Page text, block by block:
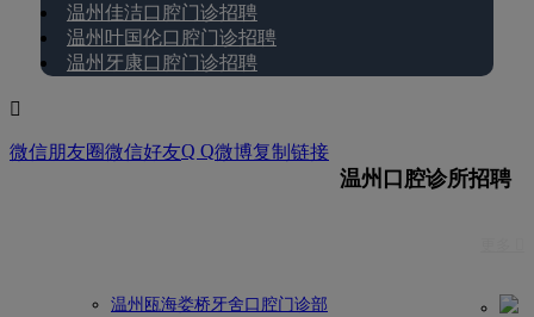
温州佳洁口腔门诊招聘
温州叶国伦口腔门诊招聘
温州牙康口腔门诊招聘

微信朋友圈微信好友Q Q微博复制链接
温州口腔诊所招聘
温州瓯海娄桥牙舍口腔门诊部